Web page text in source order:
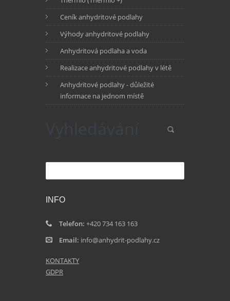
Ceník anhydritové podlahy
Výhody anhydritové podlahy
Anhydritová podlaha a voda
Realizace anhydritové podlahy v létě
Anhydritové podlahy - důležité
informace na jednom místě
Vyhledávání
INFO
Telefon: +420 734 163 163
Email: info@anhydrit-podlahy.cz
KONTAKTY
GDPR